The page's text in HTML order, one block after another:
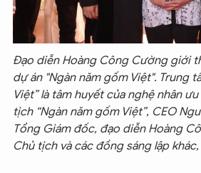
Đạo diễn Hoàng Công Cường giới
dự án "Ngàn năm gốm Việt". Trung
Việt” là tâm huyết của nghệ nhân
tịch “Ngàn năm gốm Việt”, CEO
Tổng Giám đốc, đạo diễn Hoàng
Chủ tịch và các đồng sáng lập khác,